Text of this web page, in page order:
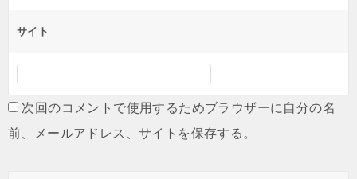
サイト
次回のコメントで使用するためブラウザーに自分の名
前、メールアドレス、サイトを保存する。